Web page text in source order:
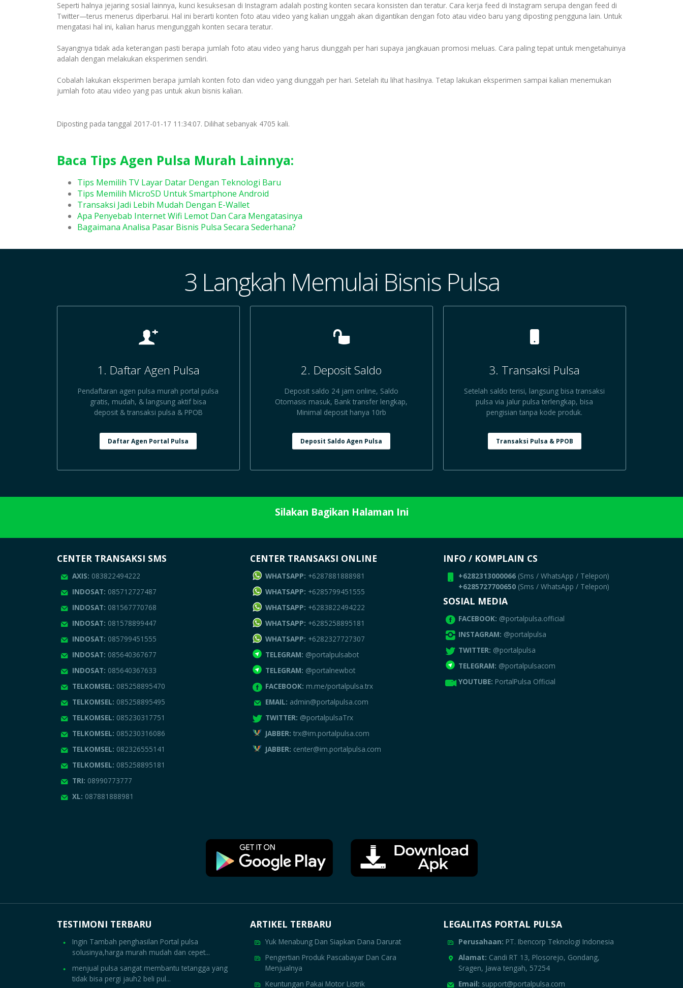
Seperti halnya jejaring sosial lainnya, kunci kesuksesan di Instagram adalah posting konten secara konsisten dan teratur. Cara kerja feed di Instagram serupa dengan feed di
Twitter—terus menerus diperbarui. Hal ini berarti konten foto atau video yang kalian unggah akan digantikan dengan foto atau video baru yang diposting pengguna lain. Untuk
mengatasi hal ini, kalian harus mengunggah konten secara teratur.
Sayangnya tidak ada keterangan pasti berapa jumlah foto atau video yang harus diunggah per hari supaya jangkauan promosi meluas. Cara paling tepat untuk mengetahuinya
adalah dengan melakukan eksperimen sendiri.
Cobalah lakukan eksperimen berapa jumlah konten foto dan video yang diunggah per hari. Setelah itu lihat hasilnya. Tetap lakukan eksperimen sampai kalian menemukan
jumlah foto atau video yang pas untuk akun bisnis kalian.
Diposting pada tanggal 2017-01-17 11:34:07. Dilihat sebanyak 4705 kali.
Baca Tips Agen Pulsa Murah Lainnya:
Tips Memilih TV Layar Datar Dengan Teknologi Baru
Tips Memilih MicroSD Untuk Smartphone Android
Transaksi Jadi Lebih Mudah Dengan E-Wallet
Apa Penyebab Internet Wifi Lemot Dan Cara Mengatasinya
Bagaimana Analisa Pasar Bisnis Pulsa Secara Sederhana?
3 Langkah Memulai Bisnis Pulsa
1. Daftar Agen Pulsa
Pendaftaran agen pulsa murah portal pulsa
gratis, mudah, & langsung aktif bisa
deposit & transaksi pulsa & PPOB
Daftar Agen Portal Pulsa
2. Deposit Saldo
Deposit saldo 24 jam online, Saldo
Otomasis masuk, Bank transfer lengkap,
Minimal deposit hanya 10rb
Deposit Saldo Agen Pulsa
3. Transaksi Pulsa
Setelah saldo terisi, langsung bisa transaksi
pulsa via jalur pulsa terlengkap, bisa
pengisian tanpa kode produk.
Transaksi Pulsa & PPOB
Silakan Bagikan Halaman Ini
CENTER TRANSAKSI SMS
AXIS: 083822494222
INDOSAT: 085712727487
INDOSAT: 081567770768
INDOSAT: 081578899447
INDOSAT: 085799451555
INDOSAT: 085640367677
INDOSAT: 085640367633
TELKOMSEL: 085258895470
TELKOMSEL: 085258895495
TELKOMSEL: 085230317751
TELKOMSEL: 085230316086
TELKOMSEL: 082326555141
TELKOMSEL: 085258895181
TRI: 08990773777
XL: 087881888981
CENTER TRANSAKSI ONLINE
WHATSAPP: +6287881888981
WHATSAPP: +6285799451555
WHATSAPP: +6283822494222
WHATSAPP: +6285258895181
WHATSAPP: +6282327727307
TELEGRAM: @portalpulsabot
TELEGRAM: @portalnewbot
FACEBOOK: m.me/portalpulsa.trx
EMAIL: admin@portalpulsa.com
TWITTER: @portalpulsaTrx
JABBER: trx@im.portalpulsa.com
JABBER: center@im.portalpulsa.com
INFO / KOMPLAIN CS
+6282313000066(Sms / WhatsApp / Telepon)
+6285727700650(Sms / WhatsApp / Telepon)
SOSIAL MEDIA
FACEBOOK: @portalpulsa.official
INSTAGRAM: @portalpulsa
TWITTER: @portalpulsa
TELEGRAM: @portalpulsacom
YOUTUBE: PortalPulsa Official
TESTIMONI TERBARU
Ingin Tambah penghasilan Portal pulsa
solusinya,harga murah mudah dan cepet...
menjual pulsa sangat membantu tetangga yang
tidak bisa pergi jauh2 beli pul...
ARTIKEL TERBARU
Yuk Menabung Dan Siapkan Dana Darurat
Pengertian Produk Pascabayar Dan Cara
Menjualnya
Keuntungan Pakai Motor Listrik
LEGALITAS PORTAL PULSA
Perusahaan: PT. Ibencorp Teknologi Indonesia
Alamat: Candi RT 13, Plosorejo, Gondang,
Sragen, Jawa tengah, 57254
Email: support@portalpulsa.com